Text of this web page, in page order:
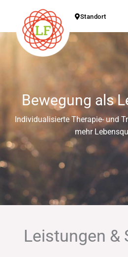
springen
Standort
Bewegung als
Individualisierte Therapie- und
mehr
Leistungen &